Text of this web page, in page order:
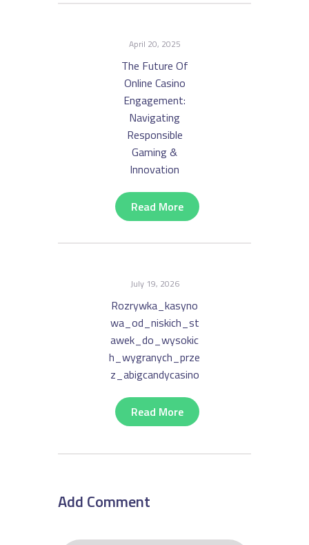
April 20, 2025
The Future Of
Online Casino
Engagement:
Navigating
Responsible
Gaming &
Innovation
Read More
July 19, 2026
Rozrywka_kasyno
Wa_od_niskich_st
Awek_do_wysokic
H_wygranych_prze
Z_abigcandycasino
Read More
Add Comment